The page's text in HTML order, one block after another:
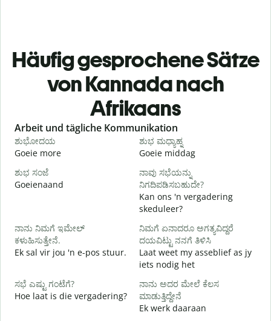
Häufig gesprochene Sätze
von Kannada nach
Afrikaans
Slide 1 of 6
Arbeit und tägliche Kommunikation
ಶುಭೋದಯ
Goeie more
ಶುಭ ಮಧ್ಯಾಹ್ನ
Goeie middag
ಶುಭ ಸಂಜೆ
Goeienaand
ನಾವು ಸಭೆಯನ್ನು
ನಿಗದಿಪಡಿಸಬಹುದೇ?
Kan ons 'n vergadering
skeduleer?
ನಾನು ನಿಮಗೆ ಇಮೇಲ್
ಕಳುಹಿಸುತ್ತೇನೆ.
Ek sal vir jou 'n e-pos stuur.
ನಿಮಗೆ ಏನಾದರೂ ಅಗತ್ಯವಿದ್ದರೆ
ದಯವಿಟ್ಟು ನನಗೆ ತಿಳಿಸಿ
Laat weet my asseblief as jy
iets nodig het
ಸಭೆ ಎಷ್ಟು ಗಂಟೆಗೆ?
Hoe laat is die vergadering?
ನಾನು ಅದರ ಮೇಲೆ ಕೆಲಸ
ಮಾಡುತ್ತಿದ್ದೇನೆ
Ek werk daaraan